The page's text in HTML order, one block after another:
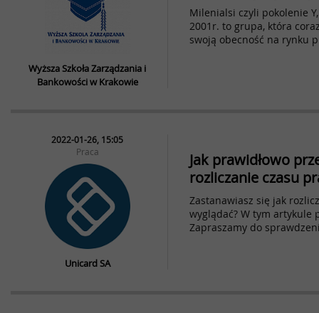
Wyższa Szkoła Zarządzania i
Bankowości w Krakowie
Milenialsi czyli pokolenie
2001r. to grupa, która
swoją obecność na rynku
2022-01-26, 15:05
Praca
Unicard SA
Jak prawidłowo
rozliczanie czasu
Zastanawiasz się jak
wyglądać? W tym artykule
Zapraszamy do